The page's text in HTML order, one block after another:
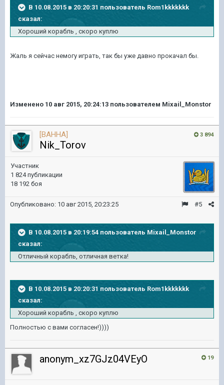
В 10.08.2015 в 20:20:31 пользователь Rom1kkkkkkk
сказал:
Хороший корабль , скоро куплю
Жаль я сейчас немогу играть, так бы уже давно прокачал бы.
Изменено 10 авг 2015, 20:24:13 пользователем Mixail_Monstor
3 894
[BAHHA]
Nik_Torov
Участник
1 824 публикации
18 192 боя
#5
Опубликовано: 10 авг 2015, 20:23:25
В 10.08.2015 в 20:19:54 пользователь Mixail_Monstor
сказал:
Отличный корабль, отличная ветка!
В 10.08.2015 в 20:20:31 пользователь Rom1kkkkkkk
сказал:
Хороший корабль , скоро куплю
Полностью с вами согласен!))))
19
anonym_xz7GJz04VEyO